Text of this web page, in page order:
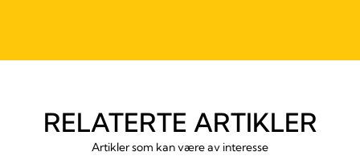
RELATERTE ARTIKLER
Artikler som kan være av interesse